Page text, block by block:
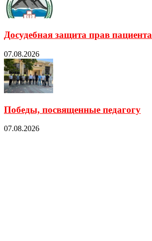
Досудебная защита прав пациента
07.08.2026
Победы, посвященные педагогу
07.08.2026